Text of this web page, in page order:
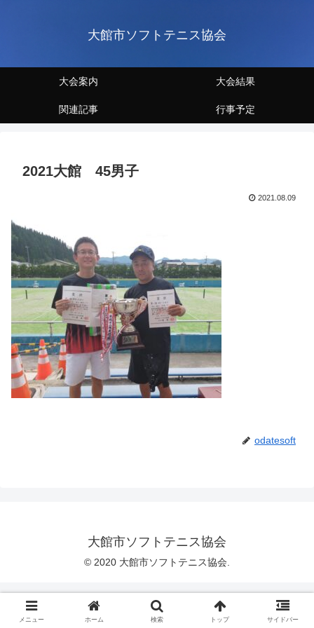
大館市ソフトテニス協会
大会案内 大会結果
関連記事 行事予定
2021大館 45男子
2021.08.09
odatesoft
大館市ソフトテニス協会
© 2020 大館市ソフトテニス協会.
メニュー ホーム 検索 トップ サイドバー